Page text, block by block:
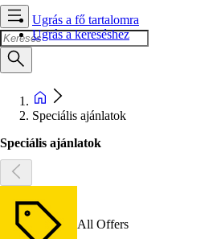
Ugrás a fő tartalomra
Ugrás a kereséshez
Speciális ajánlatok
Speciális ajánlatok
All Offers